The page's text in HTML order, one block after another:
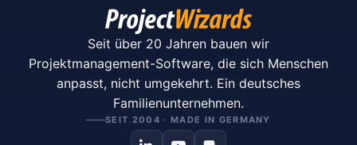
Seit über 20 Jahren bauen wir
Projektmanagement-Software, die sich Menschen
anpasst, nicht umgekehrt. Ein deutsches
Familienunternehmen.
SEIT 2004 · MADE IN GERMANY